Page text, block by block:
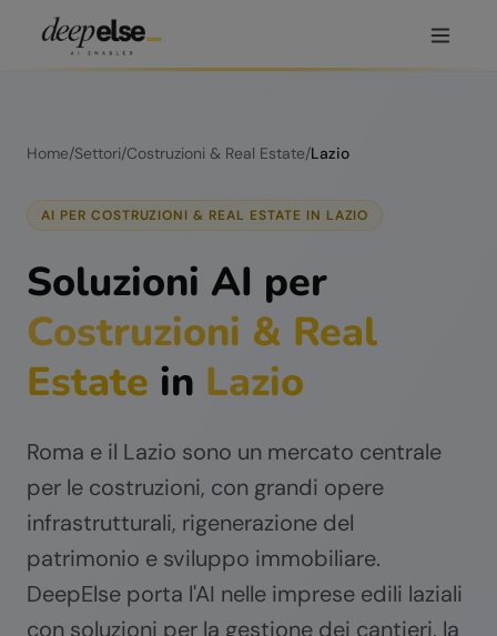
Home/Settori/Costruzioni & Real Estate/Lazio
AI PER COSTRUZIONI & REAL ESTATE IN LAZIO
Soluzioni AI per
Costruzioni & Real
Estate in Lazio
Roma e il Lazio sono un mercato centrale
per le costruzioni, con grandi opere
infrastrutturali, rigenerazione del
patrimonio e sviluppo immobiliare.
DeepElse porta l'AI nelle imprese edili laziali
con soluzioni per la gestione dei cantieri, la